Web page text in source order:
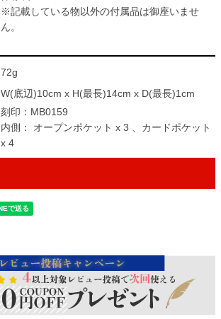
※記載している物以外の付属品は御座いませ
ん。
72g
W(底辺)10cm x H(最長)14cm x D(最長)1cm
刻印：MB0159
内側： オープンポケット x 3 、カードポケット
x 4